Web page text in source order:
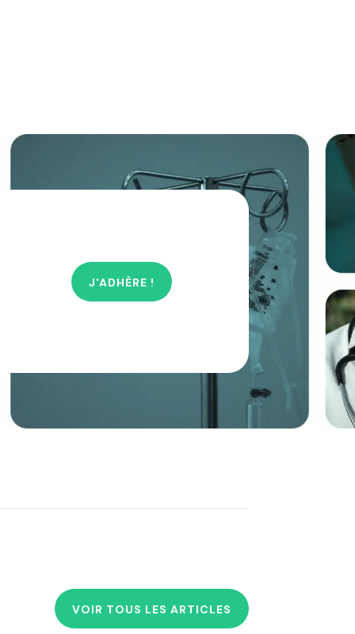
J'ADHÈRE !
VOIR TOUS LES ARTICLES